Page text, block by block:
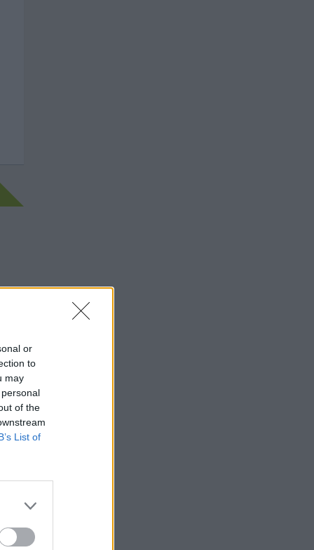
or
to
may
of the
List of